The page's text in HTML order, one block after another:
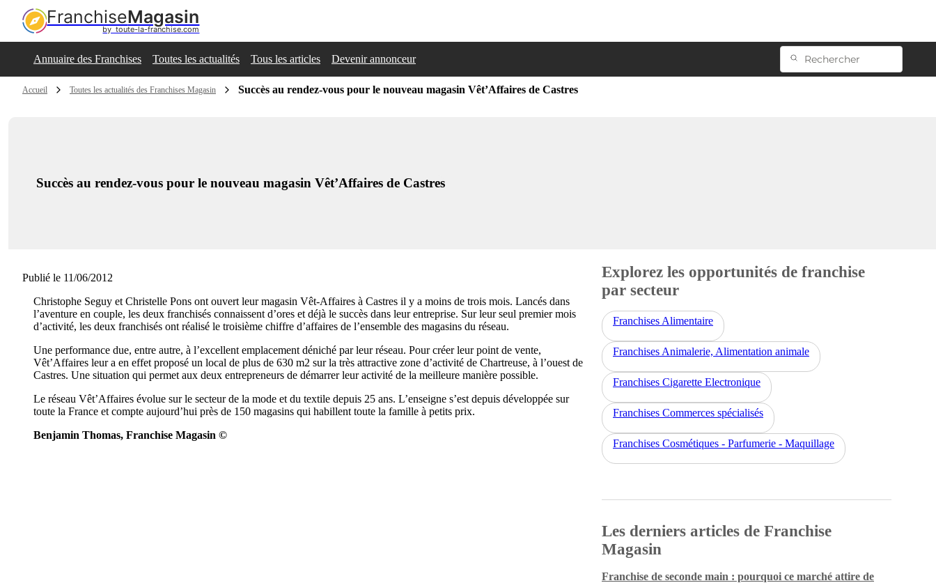
FranchiseMagasin
by  toute-la-franchise.com
Annuaire des Franchises Toutes les actualités Tous les articles Devenir annonceur
Accueil Toutes les actualités des Franchises Magasin Succès au rendez-vous pour le nouveau magasin Vêt’Affaires de Castres
Succès au rendez-vous pour le nouveau magasin Vêt’Affaires de Castres
Publié le 11/06/2012
Christophe Seguy et Christelle Pons ont ouvert leur magasin Vêt-Affaires à Castres il y a moins de trois mois. Lancés dans
l’aventure en couple, les deux franchisés connaissent d’ores et déjà le succès dans leur entreprise. Sur leur seul premier mois
d’activité, les deux franchisés ont réalisé le troisième chiffre d’affaires de l’ensemble des magasins du réseau.
Une performance due, entre autre, à l’excellent emplacement déniché par leur réseau. Pour créer leur point de vente,
Vêt’Affaires leur a en effet proposé un local de plus de 630 m2 sur la très attractive zone d’activité de Chartreuse, à l’ouest de
Castres. Une situation qui permet aux deux entrepreneurs de démarrer leur activité de la meilleure manière possible.
Le réseau Vêt’Affaires évolue sur le secteur de la mode et du textile depuis 25 ans. L’enseigne s’est depuis développée sur
toute la France et compte aujourd’hui près de 150 magasins qui habillent toute la famille à petits prix.
Benjamin Thomas, Franchise Magasin ©
Explorez les opportunités de franchise
par secteur
Franchises Alimentaire
Franchises Animalerie, Alimentation animale
Franchises Cigarette Electronique
Franchises Commerces spécialisés
Franchises Cosmétiques - Parfumerie - Maquillage
Les derniers articles de Franchise
Magasin
Franchise de seconde main : pourquoi ce marché attire de